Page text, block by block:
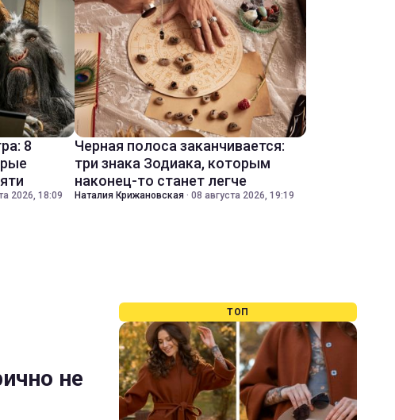
8
2026, 18:09
Черная полоса заканчивается:
три знака Зодиака, которым
наконец-то станет легче
Наталия Крижановская · 08 августа 2026, 19:19
не
ТОП